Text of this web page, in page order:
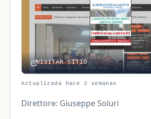
VISITAR SITIO
Actualizada hace 2 semanas
Direttore: Giuseppe Soluri